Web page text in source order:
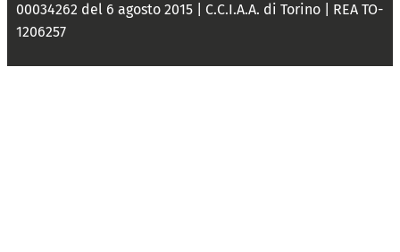
00034262 del 6 agosto 2015 | C.C.I.A.A. di Torino | REA TO-
1206257